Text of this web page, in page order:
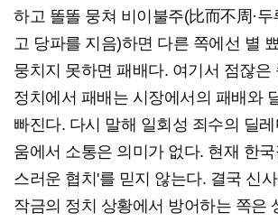
하고 똘똘 뭉쳐 비이불주(比而不周·
고 당파를 지음)하면 다른 쪽에선 별
뭉치지 못하면 패배다. 여기서 점잖은
정치에서 패배는 시장에서의 패배와
빠진다. 다시 말해 일회성 죄수의 딜
움에서 소통은 의미가 없다. 현재 한
스러운 협치'를 믿지 않는다. 결국 신
작금의 정치 상황에서 방어하는 쪽은